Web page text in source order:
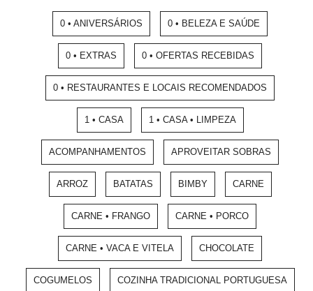
0 • ANIVERSÁRIOS 0 • BELEZA E SAÚDE
0 • EXTRAS 0 • OFERTAS RECEBIDAS
0 • RESTAURANTES E LOCAIS RECOMENDADOS
1 • CASA 1 • CASA • LIMPEZA
ACOMPANHAMENTOS APROVEITAR SOBRAS
ARROZ BATATAS BIMBY CARNE
CARNE • FRANGO CARNE • PORCO
CARNE • VACA E VITELA CHOCOLATE
COGUMELOS COZINHA TRADICIONAL PORTUGUESA